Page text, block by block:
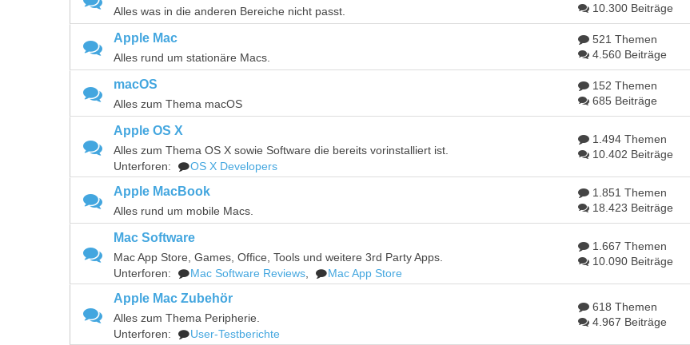
Alles was in die anderen Bereiche nicht passt.
10.300 Beiträge
Apple Mac
Alles rund um stationäre Macs.
521 Themen
4.560 Beiträge
macOS
Alles zum Thema macOS
152 Themen
685 Beiträge
Apple OS X
Alles zum Thema OS X sowie Software die bereits vorinstalliert ist.
Unterforen:
OS X Developers
1.494 Themen
10.402 Beiträge
Apple MacBook
Alles rund um mobile Macs.
1.851 Themen
18.423 Beiträge
Mac Software
Mac App Store, Games, Office, Tools und weitere 3rd Party Apps.
Unterforen:
Mac Software Reviews Mac App Store
1.667 Themen
10.090 Beiträge
Apple Mac Zubehör
Alles zum Thema Peripherie.
Unterforen:
User-Testberichte
618 Themen
4.967 Beiträge